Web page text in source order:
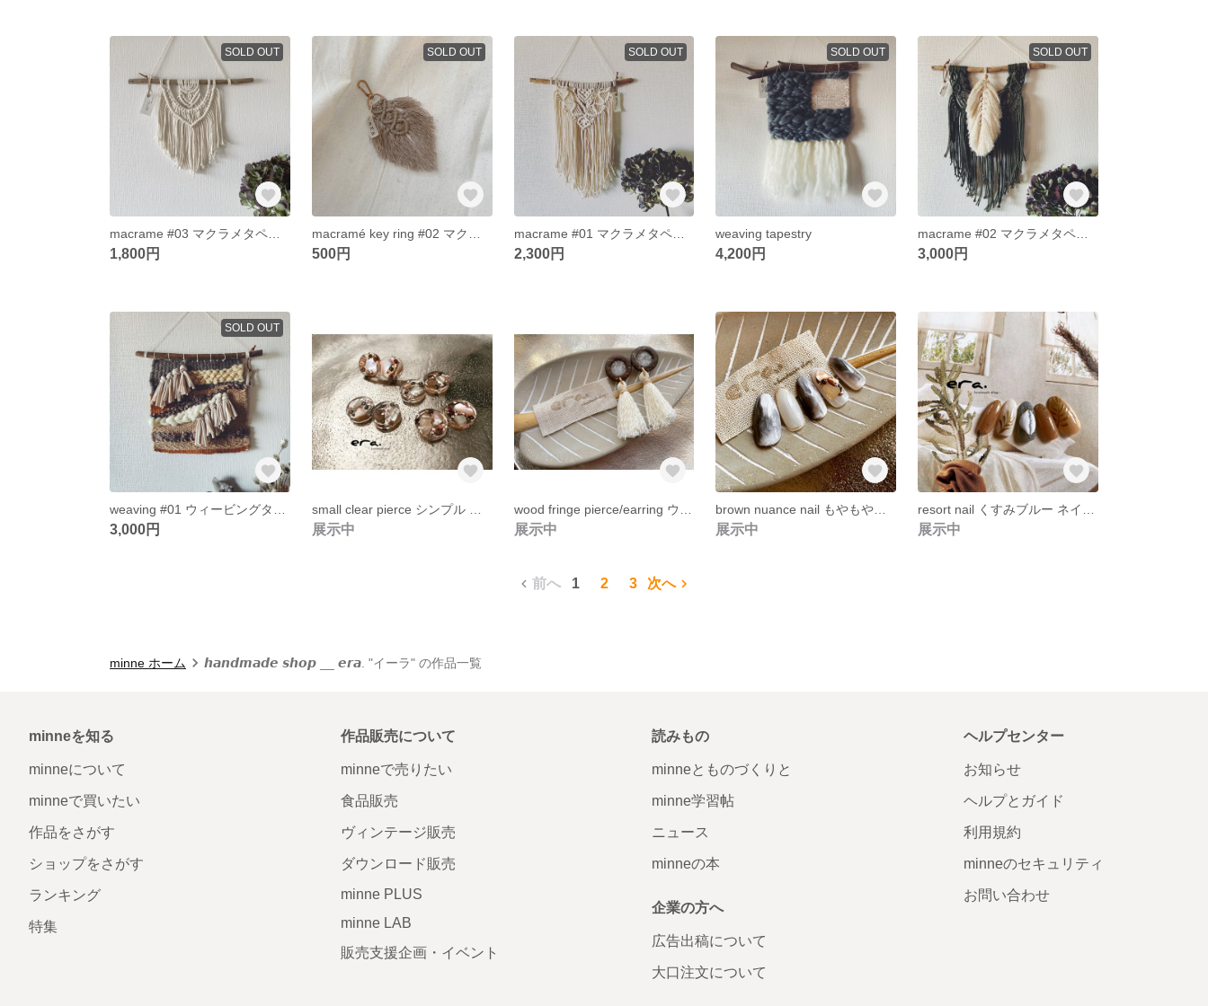
SOLD OUT
1,800円
SOLD OUT
500円
SOLD OUT
macrame #01 マクラメタペストリー
2,300円
SOLD OUT
weaving tapestry
4,200円
SOLD OUT
3,000円
SOLD OUT
3,000円 展示中 展示中 展示中 展示中
前へ 1 2 3 次へ
minne ホーム 𝙝𝙖𝙣𝙙𝙢𝙖𝙙𝙚 𝙨𝙝𝙤𝙥 __ 𝙚𝙧𝙖. "イーラ" の作品一覧
minneを知る
minneについて
minneで買いたい
作品をさがす
ショップをさがす
ランキング
特集
作品販売について
minneで売りたい
食品販売
ヴィンテージ販売
ダウンロード販売
minne PLUS
minne LAB
販売支援企画・イベント
読みもの
minneとものづくりと
minne学習帖
ニュース
minneの本
企業の方へ
広告出稿について
大口注文について
ヘルプセンター
お知らせ
ヘルプとガイド
利用規約
minneのセキュリティ
お問い合わせ